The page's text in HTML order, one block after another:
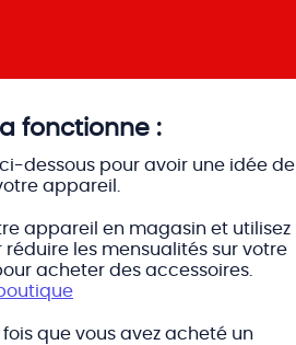
fonctionne :
dessous pour avoir une idée de
appareil.
appareil en magasin et utilisez
réduire les mensualités sur votre
acheter des accessoires.
que vous avez acheté un